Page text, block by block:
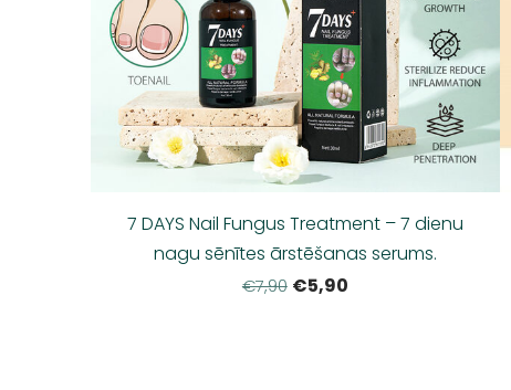
7 DAYS Nail Fungus Treatment – 7 dienu
nagu sēnītes ārstēšanas serums.
€7,90 €5,90